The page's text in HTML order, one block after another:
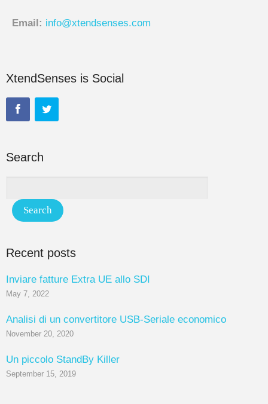
Email: info@xtendsenses.com
XtendSenses is Social
Search
Recent posts
Inviare fatture Extra UE allo SDI
May 7, 2022
Analisi di un convertitore USB-Seriale economico
November 20, 2020
Un piccolo StandBy Killer
September 15, 2019